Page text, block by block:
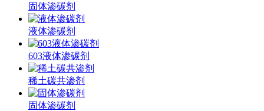
固体渗碳剂
液体渗碳剂
603液体渗碳剂
稀土碳共渗剂
固体渗碳剂